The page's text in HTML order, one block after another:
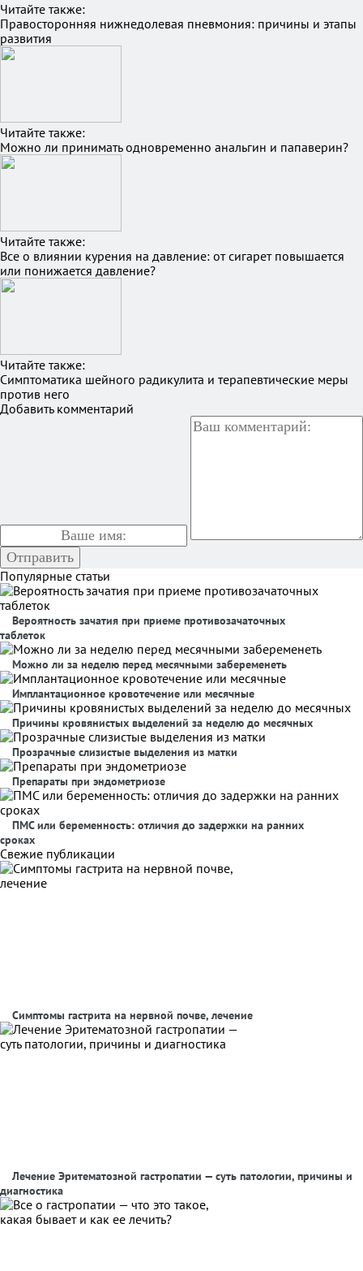
Читайте также:
Правосторонняя нижнедолевая пневмония: причины и этапы
развития
Читайте также:
Можно ли принимать одновременно анальгин и папаверин?
Читайте также:
Все о влиянии курения на давление: от сигарет повышается
или понижается давление?
Читайте также:
Симптоматика шейного радикулита и терапевтические меры
против него
Добавить комментарий
Популярные статьи
Вероятность зачатия при приеме противозачаточных
таблеток
Можно ли за неделю перед месячными забеременеть
Имплантационное кровотечение или месячные
Причины кровянистых выделений за неделю до месячных
Прозрачные слизистые выделения из матки
Препараты при эндометриозе
ПМС или беременность: отличия до задержки на ранних
сроках
Свежие публикации
Симптомы гастрита на нервной почве, лечение
Лечение Эритематозной гастропатии — суть патологии, причины и
диагностика